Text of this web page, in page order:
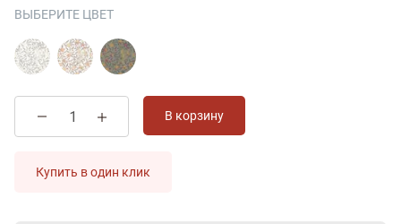
ВЫБЕРИТЕ ЦВЕТ
В корзину
Купить в один клик